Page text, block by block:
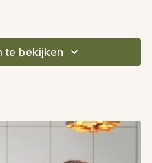
te bekijken